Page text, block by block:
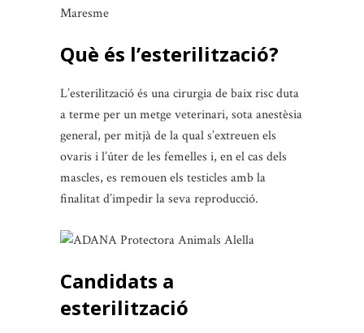
Què és l’esterilització?
L’esterilització és una cirurgia de baix risc duta
a terme per un metge veterinari, sota anestèsia
general, per mitjà de la qual s’extreuen els
ovaris i l’úter de les femelles i, en el cas dels
mascles, es remouen els testicles amb la
finalitat d’impedir la seva reproducció.
Candidats a
esterilització